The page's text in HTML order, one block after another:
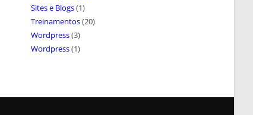
Sites e Blogs(1)
Treinamentos(20)
Wordpress(3)
Wordpress(1)